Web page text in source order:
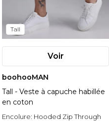
Tall
Voir
boohooMAN
Tall - Veste à capuche habillée
en coton
Encolure: Hooded Zip Through